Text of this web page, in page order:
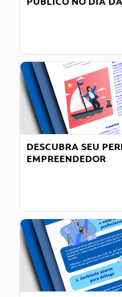
DESCUBRA SEU
EMPREENDEDOR